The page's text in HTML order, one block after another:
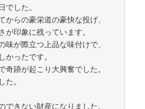
した。
らの豪栄道の豪快な投げ、
印象に残っています。
味が際立つ上品な味付けで、
かったです。
跡が起こり大興奮でした。
。
できない財産になりました。